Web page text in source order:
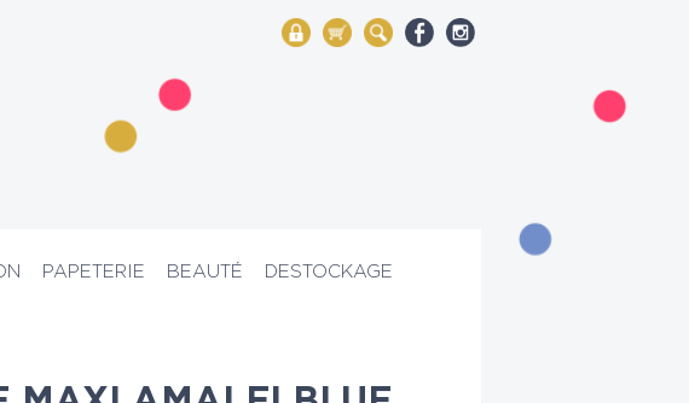
My Account
Mon panier
Rechercher
PAPETERIE BEAUTÉ DESTOCKAGE